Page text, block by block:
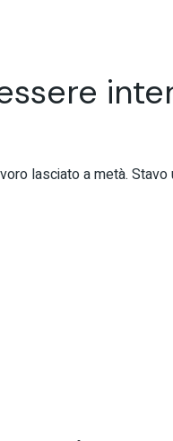
lasciato a metà.